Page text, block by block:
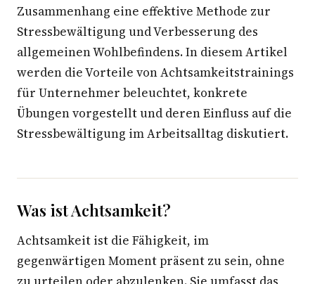
Zusammenhang eine effektive Methode zur
Stressbewältigung und Verbesserung des
allgemeinen Wohlbefindens. In diesem Artikel
werden die Vorteile von Achtsamkeitstrainings
für Unternehmer beleuchtet, konkrete
Übungen vorgestellt und deren Einfluss auf die
Stressbewältigung im Arbeitsalltag diskutiert.
Was ist Achtsamkeit?
Achtsamkeit ist die Fähigkeit, im
gegenwärtigen Moment präsent zu sein, ohne